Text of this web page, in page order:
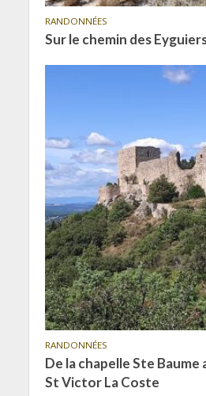
RANDONNÉES
Sur le chemin des
RANDONNÉES
De la chapelle Ste Baume
St Victor La Coste